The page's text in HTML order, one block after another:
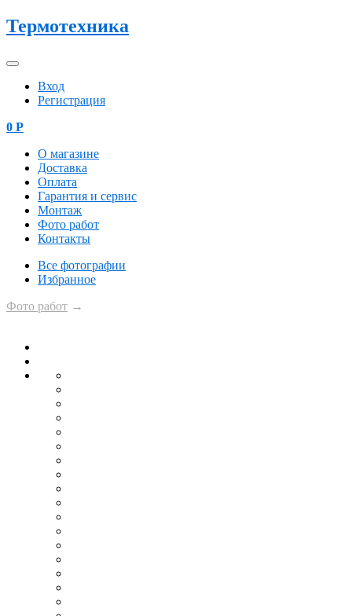
Термотехника
Вход
Регистрация
0 Р
О магазине
Доставка
Оплата
Гарантия и сервис
Монтаж
Фото работ
Контакты
Все фотографии
Избранное
Фото работ →